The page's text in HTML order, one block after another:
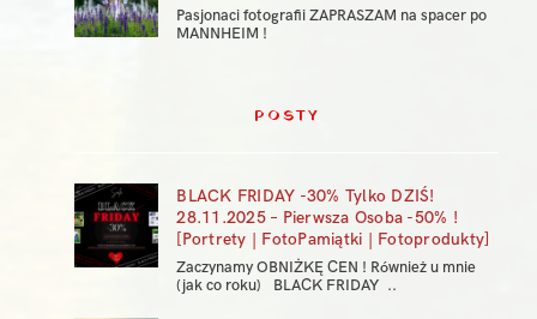
Pasjonaci fotografii ZAPRASZAM na spacer po
MANNHEIM !
POSTY
BLACK FRIDAY -30% Tylko DZIŚ!
28.11.2025 – Pierwsza Osoba -50% !
[Portrety | FotoPamiątki | Fotoprodukty]
Zaczynamy OBNIŻKĘ CEN ! Również u mnie
(jak co roku) BLACK FRIDAY ..